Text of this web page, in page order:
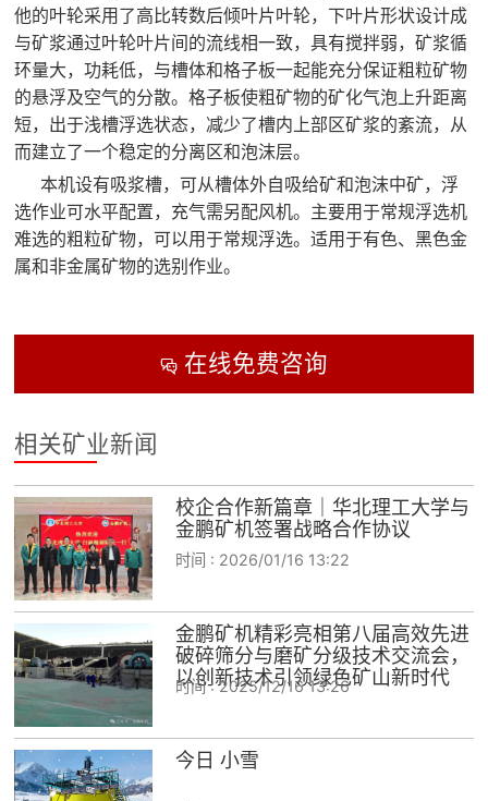
他的叶轮采用了高比转数后倾叶片叶轮，下叶片形状设计成
与矿浆通过叶轮叶片间的流线相一致，具有搅拌弱，矿浆循
环量大，功耗低，与槽体和格子板一起能充分保证粗粒矿物
的悬浮及空气的分散。格子板使粗矿物的矿化气泡上升距离
短，出于浅槽浮选状态，减少了槽内上部区矿浆的紊流，从
而建立了一个稳定的分离区和泡沫层。
本机设有吸浆槽，可从槽体外自吸给矿和泡沫中矿，浮
选作业可水平配置，充气需另配风机。主要用于常规浮选机
难选的粗粒矿物，可以用于常规浮选。适用于有色、黑色金
属和非金属矿物的选别作业。
在线免费咨询
相关矿业新闻
校企合作新篇章｜华北理工大学与
金鹏矿机签署战略合作协议
时间 : 2026/01/16 13:22
金鹏矿机精彩亮相第八届高效先进
破碎筛分与磨矿分级技术交流会，
以创新技术引领绿色矿山新时代
时间 :2025/12/16 13:26
今日 小雪